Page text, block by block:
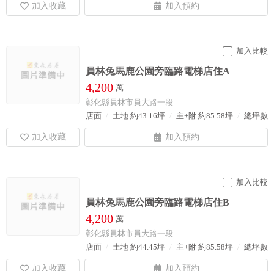
加入比較
員林兔馬鹿公園旁臨路電梯店住A
4,200 萬
彰化縣員林市員大路一段
店面
土地 約43.16坪 主+附 約85.58坪 總坪數
加入比較
員林兔馬鹿公園旁臨路電梯店住B
4,200 萬
彰化縣員林市員大路一段
店面
土地 約44.45坪 主+附 約85.58坪 總坪數